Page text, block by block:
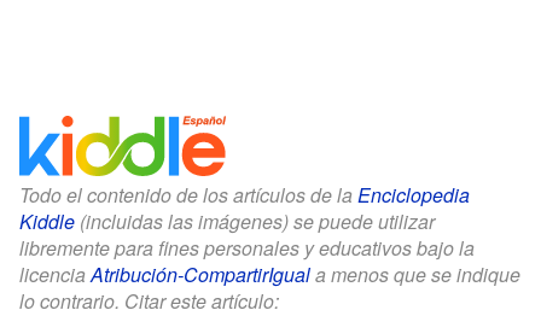
Todo el contenido de los artículos de la Enciclopedia
Kiddle (incluidas las imágenes) se puede utilizar
libremente para fines personales y educativos bajo la
licenciaAtribución-CompartirIguala menos que se indique
lo contrario. Citar este artículo: